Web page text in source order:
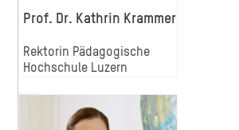
Prof. Dr. Kathrin Krammer
Rektorin Pädagogische
Hochschule Luzern